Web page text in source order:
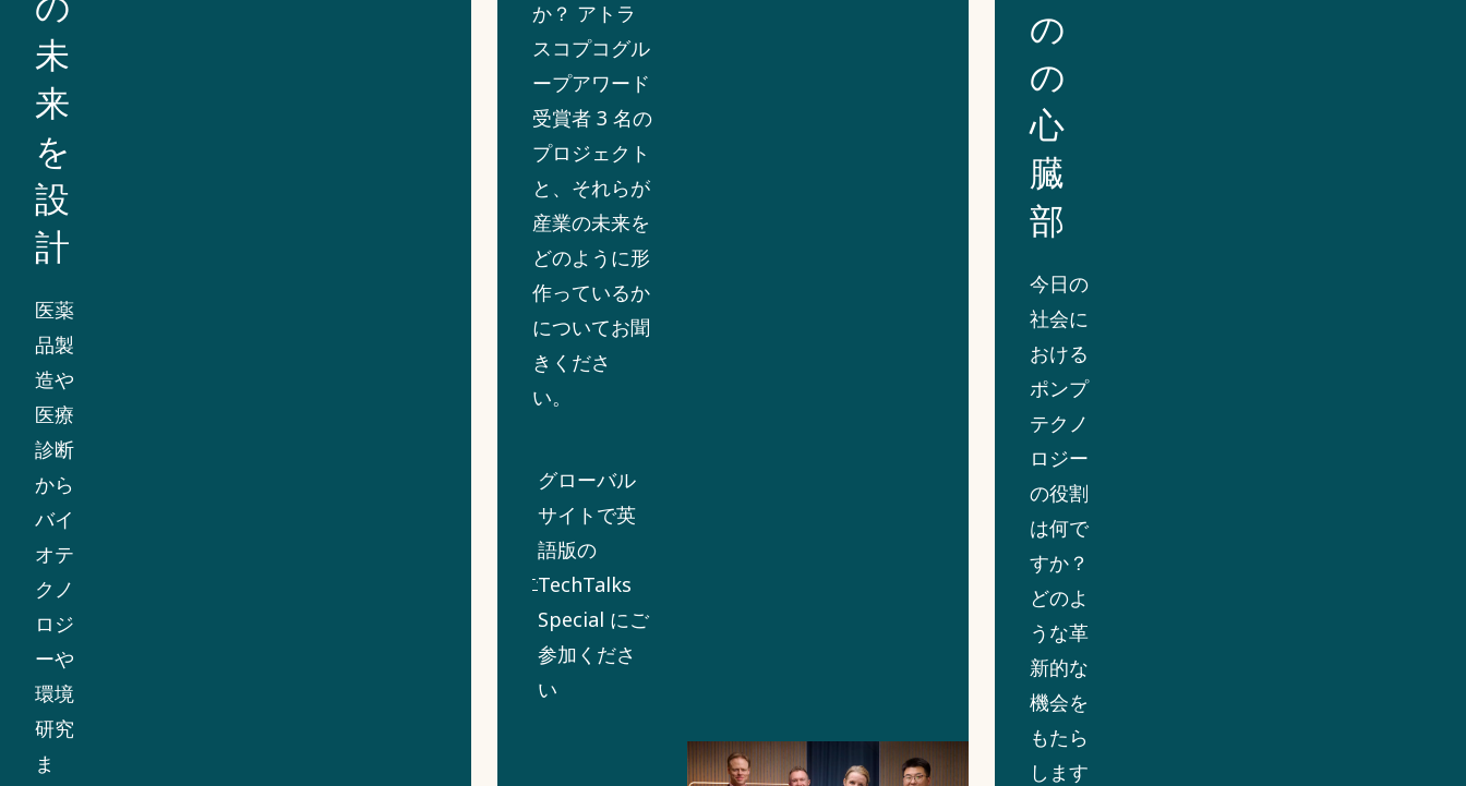
未
来
を
設
計
医薬
品製
造や
医療
診断
から
バイ
オテ
クノ
ロジ
ーや
環境
研究
ま
か？ アトラ
スコプコグル
ープアワード
受賞者 3 名の
プロジェクト
と、それらが
産業の未来を
どのように形
作っているか
についてお聞
きくださ
い。
グローバル
サイトで英
語版の
TechTalks
Special にご
参加くださ
い
の
の
心
臓
部
今日の
社会に
おける
ポンプ
テクノ
ロジー
の役割
は何で
すか？
どのよ
うな革
新的な
機会を
もたら
します